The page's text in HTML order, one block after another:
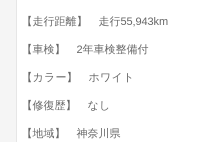
【走行距離】 走行55,943km
【車検】 2年車検整備付
【カラー】 ホワイト
【修復歴】 なし
【地域】 神奈川県